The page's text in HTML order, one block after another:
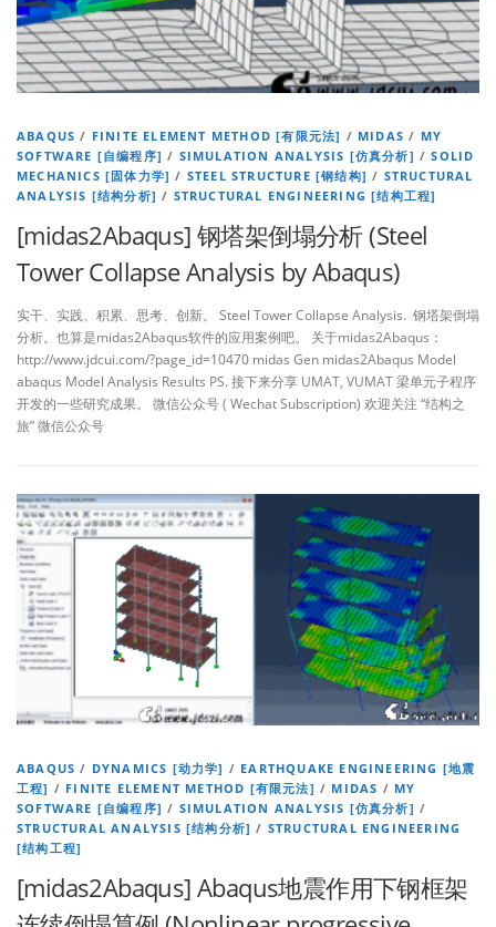
ABAQUS / FINITE ELEMENT METHOD [有限元法] / MIDAS / MY
SOFTWARE [自编程序] / SIMULATION ANALYSIS [仿真分析] /SOLID
MECHANICS [固体力学] / STEEL STRUCTURE [钢结构] / STRUCTURAL
ANALYSIS [结构分析] / STRUCTURAL ENGINEERING [结构工程]
[midas2Abaqus] 钢塔架倒塌分析 (Steel
Tower Collapse Analysis by Abaqus)
实干、实践、积累、思考、创新。 Steel Tower Collapse Analysis. 钢塔架倒塌
分析。也算是midas2Abaqus软件的应用案例吧。 关于midas2Abaqus：
http://www.jdcui.com/?page_id=10470 midas Gen midas2Abaqus Model
abaqus Model Analysis Results PS. 接下来分享 UMAT, VUMAT 梁单元子程序
开发的一些研究成果。 微信公众号 ( Wechat Subscription) 欢迎关注 “结构之
旅” 微信公众号
ABAQUS / DYNAMICS [动力学] / EARTHQUAKE ENGINEERING [地震
工程] / FINITE ELEMENT METHOD [有限元法] / MIDAS / MY
SOFTWARE [自编程序] / SIMULATION ANALYSIS [仿真分析] /
STRUCTURAL ANALYSIS [结构分析] / STRUCTURAL ENGINEERING
[结构工程]
[midas2Abaqus] Abaqus地震作用下钢框架